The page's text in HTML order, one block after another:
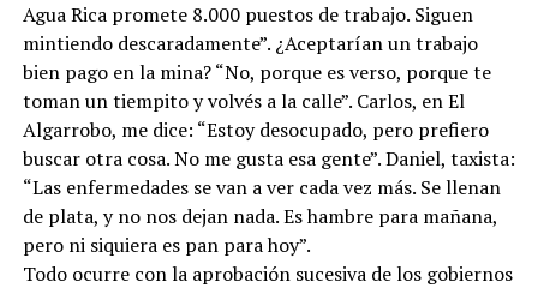
Agua Rica promete 8.000 puestos de trabajo. Siguen
mintiendo descaradamente”. ¿Aceptarían un trabajo
bien pago en la mina? “No, porque es verso, porque te
toman un tiempito y volvés a la calle”. Carlos, en El
Algarrobo, me dice: “Estoy desocupado, pero prefiero
buscar otra cosa. No me gusta esa gente”. Daniel, taxista:
“Las enfermedades se van a ver cada vez más. Se llenan
de plata, y no nos dejan nada. Es hambre para mañana,
pero ni siquiera es pan para hoy”.
Todo ocurre con la aprobación sucesiva de los gobiernos